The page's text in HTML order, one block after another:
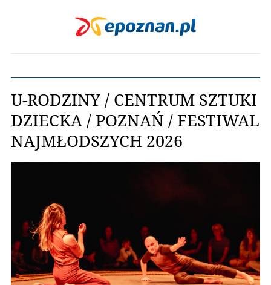
U-RODZINY / CENTRUM SZTUKI
DZIECKA / POZNAŃ / FESTIWAL
NAJMŁODSZYCH 2026